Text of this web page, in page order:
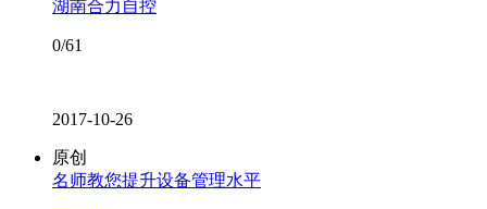
湖南合力自控
0/61
2017-10-26
原创
名师教您提升设备管理水平